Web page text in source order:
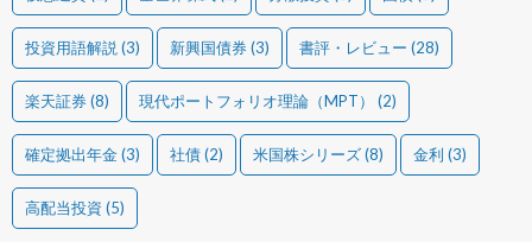
投資用語解説 (3) 新興国債券(3) 書評・レビュー (28)
楽天証券(8) 現代ポートフォリオ理論（MPT） (2)
確定拠出年金(3) 社債(2) 米国株シリーズ(8) 金利 (3)
高配当投資 (5)